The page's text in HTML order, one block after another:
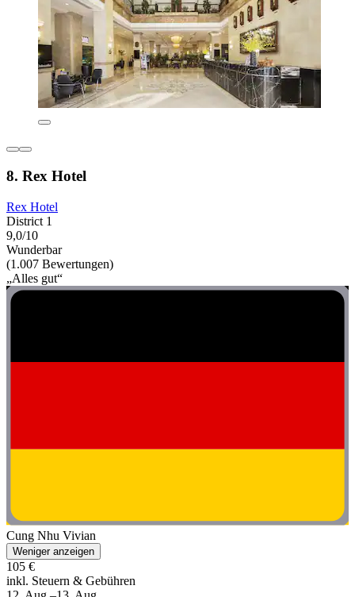
8. Rex Hotel
Rex Hotel
District 1
9,0/10
Wunderbar
(1.007 Bewertungen)
„Alles gut“
Cung Nhu Vivian
Weniger anzeigen
105 €
inkl. Steuern & Gebühren